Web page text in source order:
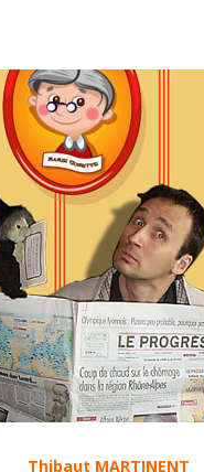
Thibaut MARTINENT